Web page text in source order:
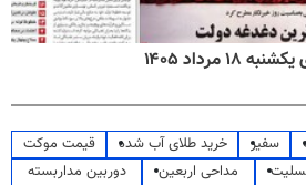
مرداد ۱۴۰۵
سفیر خرید طلای آب شده
قیمت موکت
مداحی اربعین
دوربین مداربسته